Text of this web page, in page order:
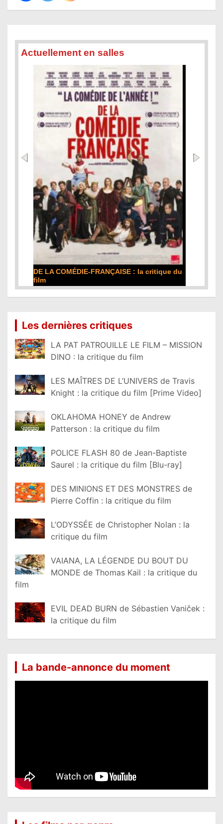
Actuellement en salles
DE LA COMÉDIE-FRANÇAISE : la critique du
film
Les dernières critiques
LA PAT PATROUILLE LE FILM – MISSION
DINO : la critique du film
LES MAÎTRES DE L’UNIVERS de Travis
Knight : la critique du film [Prime Video]
OKLAHOMA HONEY de Andrew
Patterson : la critique du film
POLICE FLASH 80 de Jean-Baptiste
Saurel : la critique du film [Blu-ray]
DES MINIONS ET DES MONSTRES de
Pierre Coffin : la critique du film
L’ODYSSÉE de Christopher Nolan : la
critique du film
VAIANA, LA LÉGENDE DU BOUT DU
MONDE de Thomas Kail : la critique du
film
EVIL DEAD BURN de Sébastien Vaniček :
la critique du film
La bande-annonce du moment